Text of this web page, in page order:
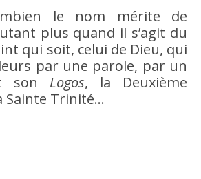
le nom mérite de
plus quand il s’agit du
qui soit, celui de Dieu, qui
par une parole, par un
son Logos, la Deuxième
Sainte Trinité…